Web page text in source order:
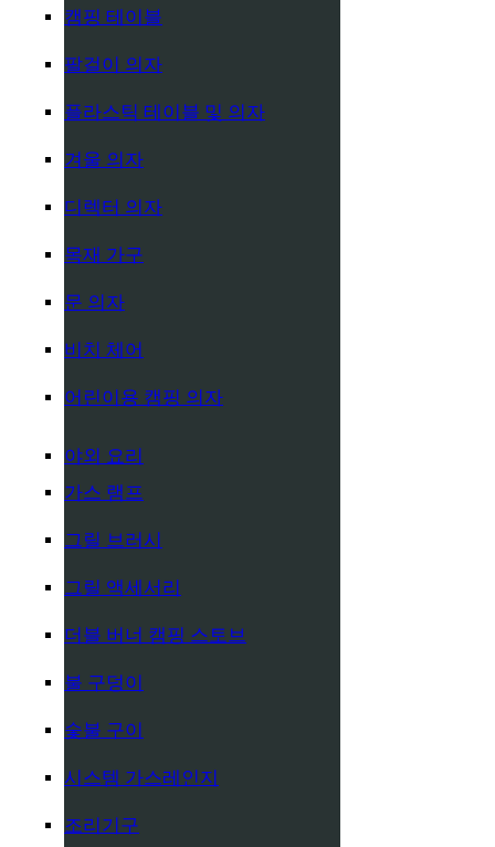
캠핑 테이블
팔걸이 의자
플라스틱 테이블 및 의자
겨울 의자
디렉터 의자
목재 가구
문 의자
비치 체어
어린이용 캠핑 의자
야외 요리
가스 램프
그릴 브러시
그릴 액세서리
더블 버너 캠핑 스토브
불 구덩이
숯불 구이
시스템 가스레인지
조리기구